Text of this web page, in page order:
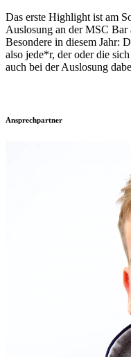
Das erste Highlight ist am
Auslosung an der MSC
Besondere in diesem Jahr:
also jede*r, der oder die
auch bei der Auslosung
Ansprechpartner